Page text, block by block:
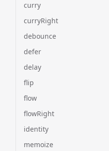
curry
curryRight
debounce
defer
delay
flip
flow
flowRight
identity
memoize